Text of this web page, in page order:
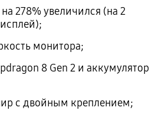
278% увеличился (на 2
монитора;
8 Gen 2 и аккумулятор
с двойным креплением;